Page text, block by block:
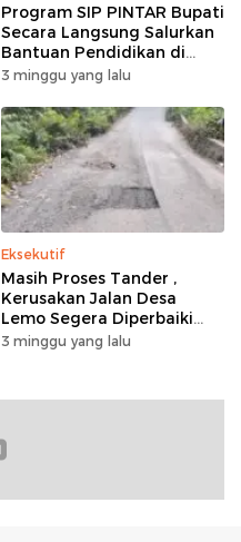
Program SIP PINTAR Bupati
Secara Langsung Salurkan
Bantuan Pendidikan di
Desa Mampuak ll
3 minggu yang lalu
Eksekutif
Masih Proses Tander ,
Kerusakan Jalan Desa
Lemo Segera Diperbaiki
Tahun Ini
3 minggu yang lalu